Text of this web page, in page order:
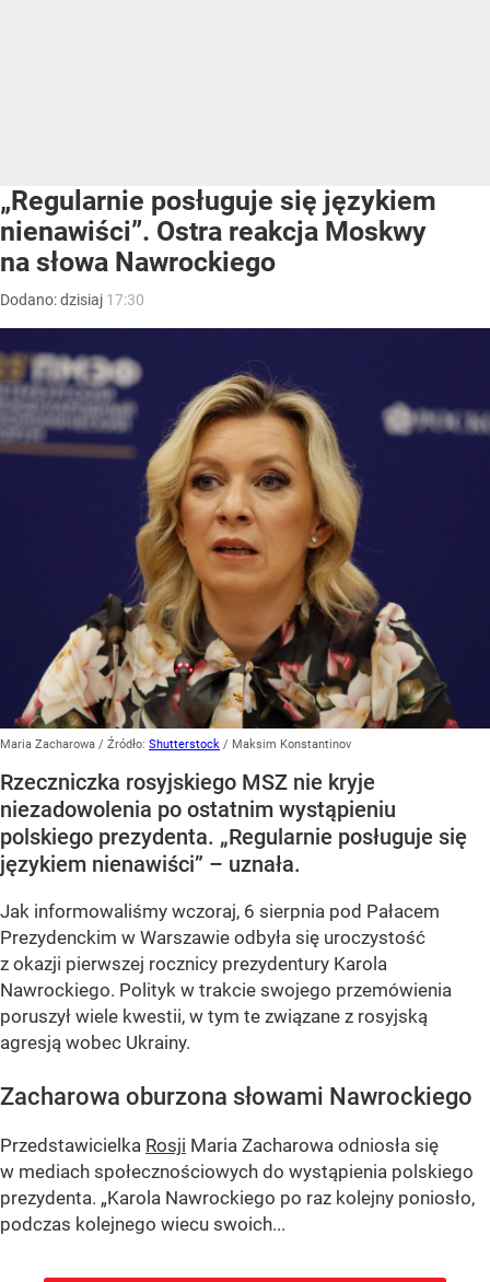
„Regularnie posługuje się językiem
nienawiści”. Ostra reakcja Moskwy
na słowa Nawrockiego
Dodano:dzisiaj 17:30
Maria Zacharowa / Źródło: Shutterstock / Maksim Konstantinov
Rzeczniczka rosyjskiego MSZ nie kryje
niezadowolenia po ostatnim wystąpieniu
polskiego prezydenta. „Regularnie posługuje się
językiem nienawiści” – uznała.
Jak informowaliśmy wczoraj, 6 sierpnia pod Pałacem
Prezydenckim w Warszawie odbyła się uroczystość
z okazji pierwszej rocznicy prezydentury Karola
Nawrockiego. Polityk w trakcie swojego przemówienia
poruszył wiele kwestii, w tym te związane z rosyjską
agresją wobec Ukrainy.
Zacharowa oburzona słowami Nawrockiego
Przedstawicielka Rosji Maria Zacharowa odniosła się
w mediach społecznościowych do wystąpienia polskiego
prezydenta. „Karola Nawrockiego po raz kolejny poniosło,
podczas kolejnego wiecu swoich...